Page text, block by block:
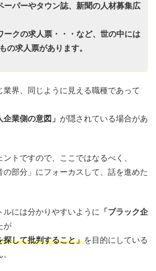
ーパーやタウン誌、新聞の人材募集広
ークの求人票・・・など、世の中には
の求人票があります。
業界、同じように見える職種であって
企業側の意図」 が隠されている場合があ
トですので、ここではなるべく、
の部分」にフォーカスして、話を進めた
ルには分かりやすいように
「ブラック企
が
探して批判すること」を目的にしている